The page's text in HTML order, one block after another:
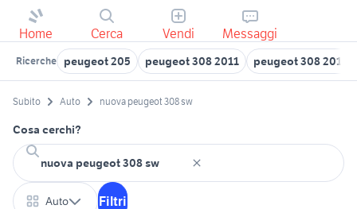
Home Cerca Vendi Messaggi
Ricerche peugeot 205 peugeot 308 2011 peugeot 308 2012
Subito Auto nuova peugeot 308 sw
Cosa cerchi?
Auto Filtri